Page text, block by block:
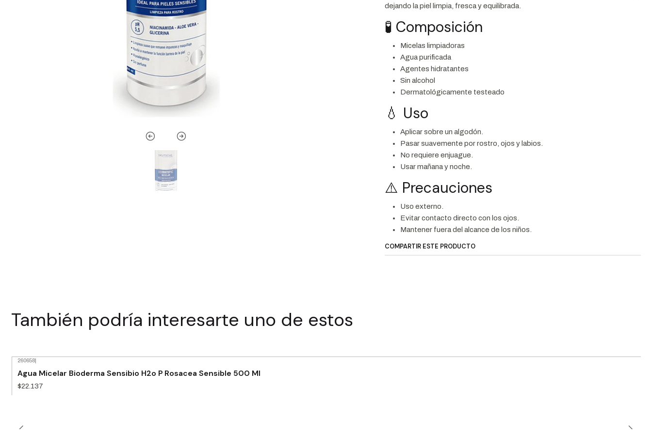
dejando la piel limpia, fresca y equilibrada.
🧪 Composición
Micelas limpiadoras
Agua purificada
Agentes hidratantes
Sin alcohol
Dermatológicamente testeado
💧 Uso
Aplicar sobre un algodón.
Pasar suavemente por rostro, ojos y labios.
No requiere enjuague.
Usar mañana y noche.
⚠️ Precauciones
Uso externo.
Evitar contacto directo con los ojos.
Mantener fuera del alcance de los niños.
COMPARTIR ESTE PRODUCTO
También podría interesarte uno de estos
260658|
Agua Micelar Bioderma Sensibio H2o P Rosacea Sensible 500 Ml
$22.137